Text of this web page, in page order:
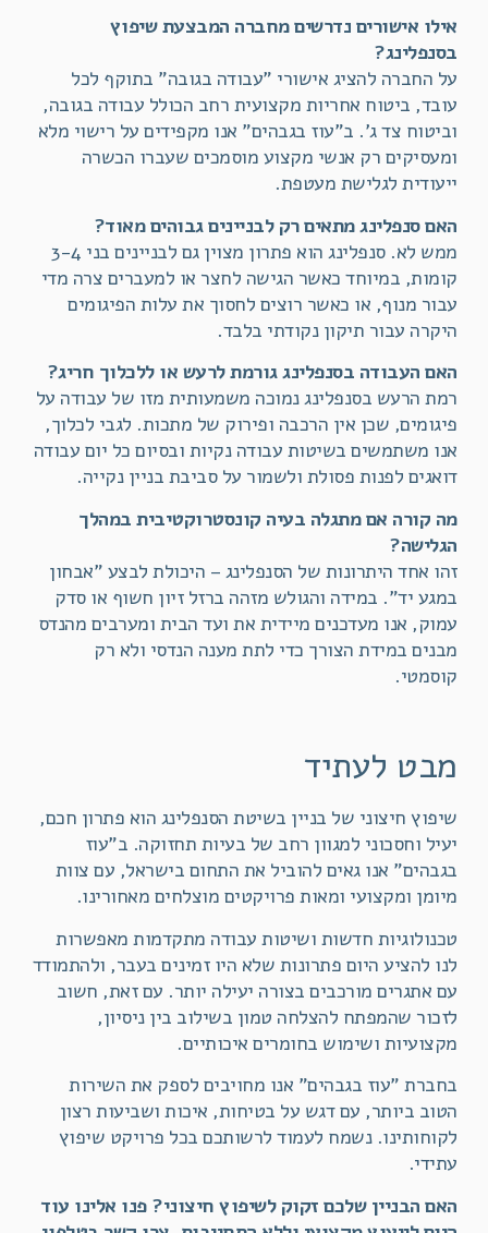
אילו אישורים נדרשים מחברה המבצעת שיפוץ
בסנפלינג?
על החברה להציג אישורי "עבודה בגובה" בתוקף לכל
עובד, ביטוח אחריות מקצועית רחב הכולל עבודה בגובה,
וביטוח צד ג'. ב"עוז בגבהים" אנו מקפידים על רישוי מלא
ומעסיקים רק אנשי מקצוע מוסמכים שעברו הכשרה
ייעודית לגלישת מעטפת.
האם סנפלינג מתאים רק לבניינים גבוהים מאוד?
ממש לא. סנפלינג הוא פתרון מצוין גם לבניינים בני 3-4
קומות, במיוחד כאשר הגישה לחצר או למעברים צרה מדי
עבור מנוף, או כאשר רוצים לחסוך את עלות הפיגומים
היקרה עבור תיקון נקודתי בלבד.
האם העבודה בסנפלינג גורמת לרעש או ללכלוך חריג?
רמת הרעש בסנפלינג נמוכה משמעותית מזו של עבודה על
פיגומים, שכן אין הרכבה ופירוק של מתכות. לגבי לכלוך,
אנו משתמשים בשיטות עבודה נקיות ובסיום כל יום עבודה
דואגים לפנות פסולת ולשמור על סביבת בניין נקייה.
מה קורה אם מתגלה בעיה קונסטרוקטיבית במהלך
הגלישה?
זהו אחד היתרונות של הסנפלינג – היכולת לבצע "אבחון
במגע יד". במידה והגולש מזהה ברזל זיון חשוף או סדק
עמוק, אנו מעדכנים מיידית את ועד הבית ומערבים מהנדס
מבנים במידת הצורך כדי לתת מענה הנדסי ולא רק
קוסמטי.
מבט לעתיד
שיפוץ חיצוני של בניין בשיטת הסנפלינג הוא פתרון חכם,
יעיל וחסכוני למגוון רחב של בעיות תחזוקה. ב"עוז
בגבהים" אנו גאים להוביל את התחום בישראל, עם צוות
מיומן ומקצועי ומאות פרויקטים מוצלחים מאחורינו.
טכנולוגיות חדשות ושיטות עבודה מתקדמות מאפשרות
לנו להציע היום פתרונות שלא היו זמינים בעבר, ולהתמודד
עם אתגרים מורכבים בצורה יעילה יותר. עם זאת, חשוב
לזכור שהמפתח להצלחה טמון בשילוב בין ניסיון,
מקצועיות ושימוש בחומרים איכותיים.
בחברת "עוז בגבהים" אנו מחויבים לספק את השירות
הטוב ביותר, עם דגש על בטיחות, איכות ושביעות רצון
לקוחותינו. נשמח לעמוד לרשותכם בכל פרויקט שיפוץ
עתידי.
האם הבניין שלכם זקוק לשיפוץ חיצוני? פנו אלינו עוד